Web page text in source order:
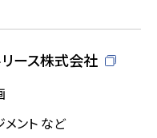
ース株式会社
ント など